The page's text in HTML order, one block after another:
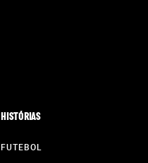
HISTÓRIAS
FUTEBOL